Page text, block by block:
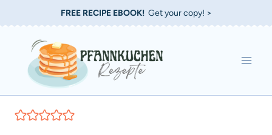
Inhalt
springen
FREE RECIPE EBOOK!Get your copy! >